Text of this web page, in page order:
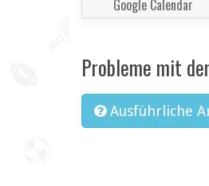
Google Calendar
Probleme mit
Ausführliche